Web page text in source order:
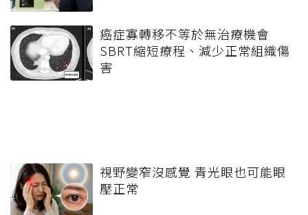
癌症寡轉移不等於無治療機會
SBRT縮短療程、減少正常組織傷
害
視野變窄沒感覺 青光眼也可能眼
壓正常